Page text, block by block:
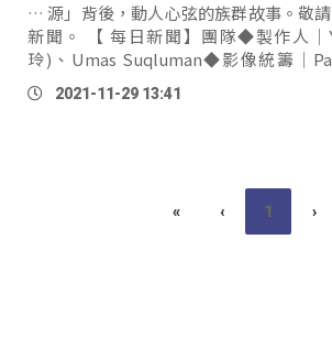
… 源」背後，動人心弦的族群故事。敬
新聞。 【 每日新聞】團隊◆製作人｜Yaway Maya(李玲
玲)、Umas Suqluman◆影像統籌｜
傑）◆ 文 字採訪｜Ciwas Yamai (
Sawawan(陳鵬飛)、Kimliyan Masikadr(
2021-11-29 13:41
« ‹ 1 ›